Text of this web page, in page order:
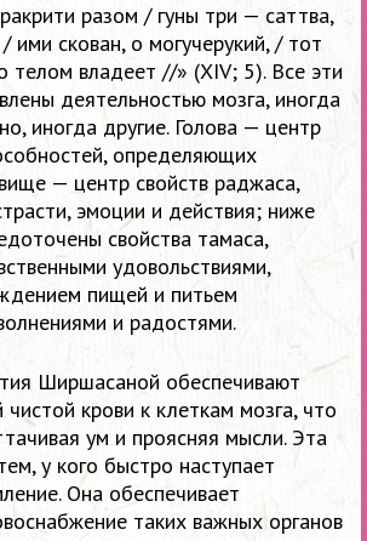
разом / гуны три — саттва,
ими скован, о могучерукий, / тот
телом владеет //» (XIV; 5). Все эти
деятельностью мозга, иногда
иногда другие. Голова — центр
определяющих
— центр свойств раджаса,
эмоции и действия; ниже
свойства тамаса,
удовольствиями,
пищей и питьем
и радостями.
Ширшасаной обеспечивают
крови к клеткам мозга, что
ум и проясняя мысли. Эта
у кого быстро наступает
Она обеспечивает
таких важных органов